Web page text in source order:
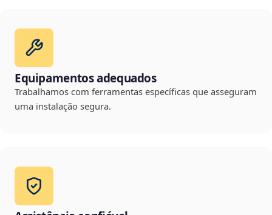
Equipamentos adequados
Trabalhamos com ferramentas específicas que asseguram
uma instalação segura.